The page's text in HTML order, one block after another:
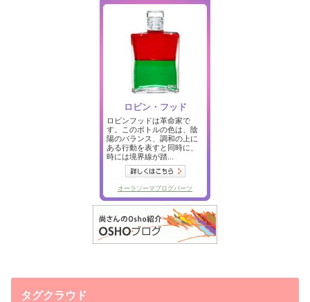
タグクラウド